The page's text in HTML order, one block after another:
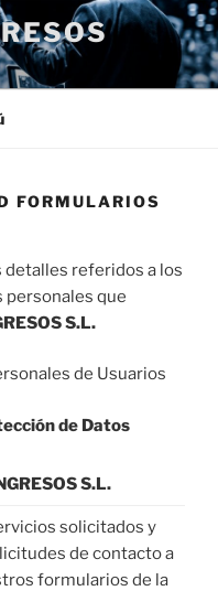
FORMULARIOS
referidos a los
que
S.L.
de Usuarios
de Datos
S.L.
solicitados y
de contacto a
formularios de la